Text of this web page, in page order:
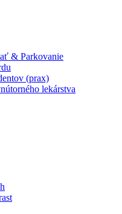
& Parkovanie
(prax)
lekárstva